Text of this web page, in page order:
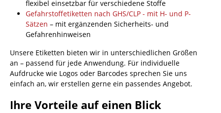
flexibel einsetzbar für verschiedene Stoffe
Gefahrstoffetiketten nach GHS/CLP - mit H- und P-
Sätzen – mit ergänzenden Sicherheits- und
Gefahrenhinweisen
Unsere Etiketten bieten wir in unterschiedlichen Größen
an – passend für jede Anwendung. Für individuelle
Aufdrucke wie Logos oder Barcodes sprechen Sie uns
einfach an, wir erstellen gerne ein passendes Angebot.
Ihre Vorteile auf einen Blick